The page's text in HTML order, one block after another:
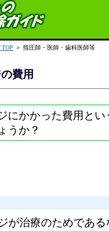
＞ 指圧師・医師・歯科医師等
費用
にかかった費用と
うか？
が治療のためであ